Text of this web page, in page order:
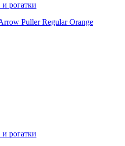
рогатки
Puller Regular Orange
рогатки